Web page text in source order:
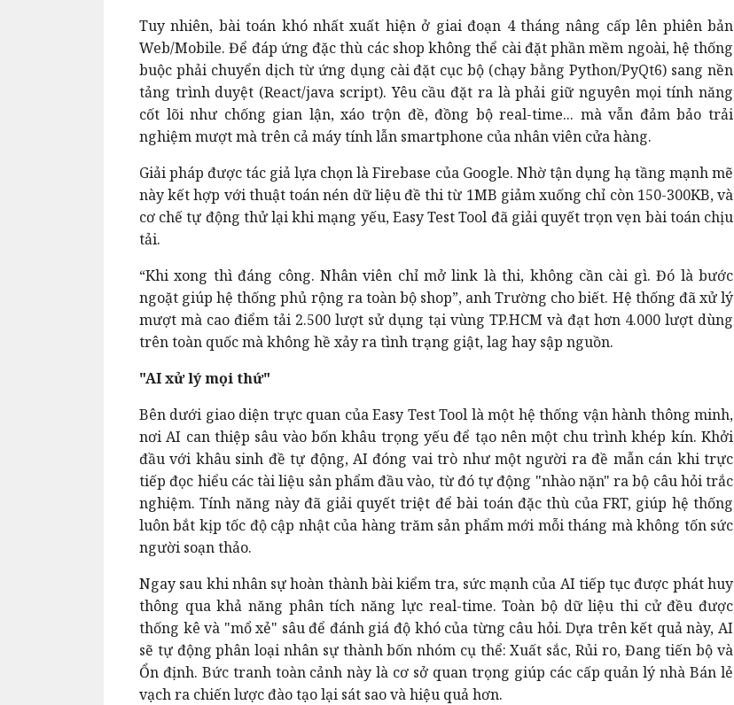
Tuy nhiên, bài toán khó nhất xuất hiện ở giai đoạn 4 tháng nâng cấp lên phiên bản
Web/Mobile. Để đáp ứng đặc thù các shop không thể cài đặt phần mềm ngoài, hệ thống
buộc phải chuyển dịch từ ứng dụng cài đặt cục bộ (chạy bằng Python/PyQt6) sang nền
tảng trình duyệt (React/java script). Yêu cầu đặt ra là phải giữ nguyên mọi tính năng
cốt lõi như chống gian lận, xáo trộn đề, đồng bộ real-time... mà vẫn đảm bảo trải
nghiệm mượt mà trên cả máy tính lẫn smartphone của nhân viên cửa hàng.
Giải pháp được tác giả lựa chọn là Firebase của Google. Nhờ tận dụng hạ tầng mạnh mẽ
này kết hợp với thuật toán nén dữ liệu đề thi từ 1MB giảm xuống chỉ còn 150-300KB, và
cơ chế tự động thử lại khi mạng yếu, Easy Test Tool đã giải quyết trọn vẹn bài toán chịu
tải.
“​​Khi xong thì đáng công. Nhân viên chỉ mở link là thi, không cần cài gì. Đó là bước
ngoặt giúp hệ thống phủ rộng ra toàn bộ shop”, anh Trường cho biết. Hệ thống đã xử lý
mượt mà cao điểm tải 2.500 lượt sử dụng tại vùng TP.HCM và đạt hơn 4.000 lượt dùng
trên toàn quốc mà không hề xảy ra tình trạng giật, lag hay sập nguồn.
"AI xử lý mọi thứ"
Bên dưới giao diện trực quan của Easy Test Tool là một hệ thống vận hành thông minh,
nơi AI can thiệp sâu vào bốn khâu trọng yếu để tạo nên một chu trình khép kín. Khởi
đầu với khâu sinh đề tự động, AI đóng vai trò như một người ra đề mẫn cán khi trực
tiếp đọc hiểu các tài liệu sản phẩm đầu vào, từ đó tự động "nhào nặn" ra bộ câu hỏi trắc
nghiệm. Tính năng này đã giải quyết triệt để bài toán đặc thù của FRT, giúp hệ thống
luôn bắt kịp tốc độ cập nhật của hàng trăm sản phẩm mới mỗi tháng mà không tốn sức
người soạn thảo.
Ngay sau khi nhân sự hoàn thành bài kiểm tra, sức mạnh của AI tiếp tục được phát huy
thông qua khả năng phân tích năng lực real-time. Toàn bộ dữ liệu thi cử đều được
thống kê và "mổ xẻ" sâu để đánh giá độ khó của từng câu hỏi. Dựa trên kết quả này, AI
sẽ tự động phân loại nhân sự thành bốn nhóm cụ thể: Xuất sắc, Rủi ro, Đang tiến bộ và
Ổn định. Bức tranh toàn cảnh này là cơ sở quan trọng giúp các cấp quản lý nhà Bán lẻ
vạch ra chiến lược đào tạo lại sát sao và hiệu quả hơn.